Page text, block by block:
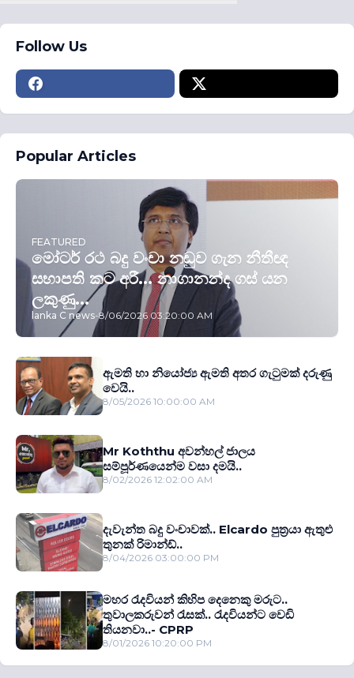
Follow Us
Popular Articles
FEATURED
මෝටර් රථ බදු වංචා නඩුව ගැන නීතීඥ
සභාපති කට අරී... නාගානන්ද ගස් යන
ලකුණු...
lanka C news-8/06/2026 03:20:00 AM
ඇමති හා නියෝජ්‍ය ඇමති අතර ගැටුමක් දරුණු
වෙයි..
8/05/2026 10:00:00 AM
Mr Koththu අවන්හල් ජාලය
සම්පූර්ණයෙන්ම වසා දමයි..
8/02/2026 12:02:00 AM
දැවැන්ත බදු වංචාවක්.. Elcardo පුත‍්‍රයා ඇතුළු
තුනක් රිමාන්ඩ්..
8/04/2026 03:00:00 PM
මහර රැදවියන් කිහිප දෙනෙකු මරුට..
තුවාලකරුවන් රැසක්.. රැදවියන්ට වෙඩි
තියනවා..- CPRP
8/01/2026 10:20:00 PM